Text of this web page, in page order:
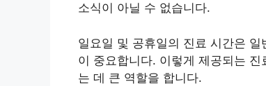
소식이 아닐 수 없습니다.
일요일 및 공휴일의 진료 시간은
이 중요합니다. 이렇게 제공되는
는 데 큰 역할을 합니다.